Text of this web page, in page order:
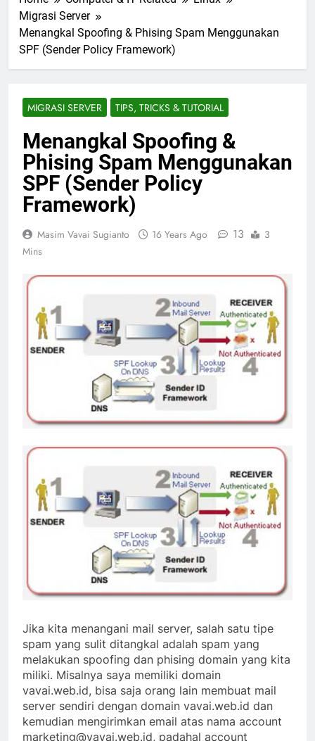
Migrasi Server
Menangkal Spoofing & Phising Spam Menggunakan
SPF (Sender Policy Framework)
MIGRASI SERVER TIPS, TRICKS & TUTORIAL
Menangkal Spoofing &
Phising Spam Menggunakan
SPF (Sender Policy
Framework)
Masim Vavai Sugianto 16 Years Ago 13
3
Mins
Jika kita menangani mail server, salah satu tipe
spam yang sulit ditangkal adalah spam yang
melakukan spoofing dan phising domain yang kita
miliki. Misalnya saya memiliki domain
vavai.web.id, bisa saja orang lain membuat mail
server sendiri dengan domain vavai.web.id dan
kemudian mengirimkan email atas nama account
marketing@vavai.web.id, padahal account